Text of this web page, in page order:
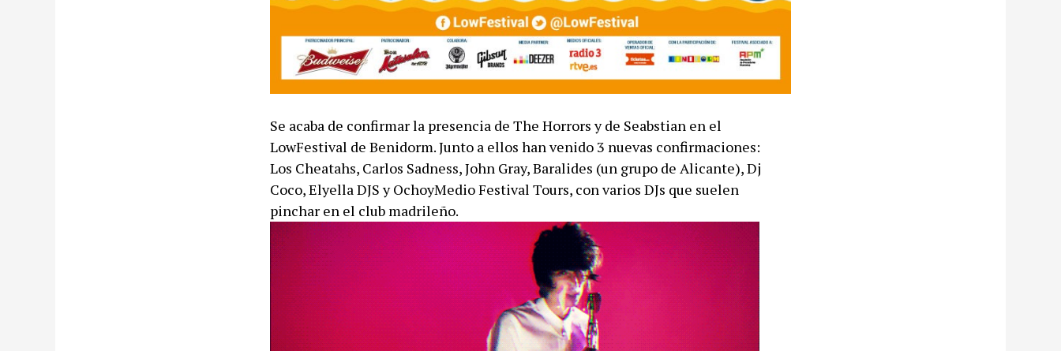
Se acaba de confirmar la presencia de The Horrors y de Seabstian en el
LowFestival de Benidorm. Junto a ellos han venido 3 nuevas confirmaciones:
Los Cheatahs, Carlos Sadness, John Gray, Baralides (un grupo de Alicante), Dj
Coco, Elyella DJS y OchoyMedio Festival Tours, con varios DJs que suelen
pinchar en el club madrileño.